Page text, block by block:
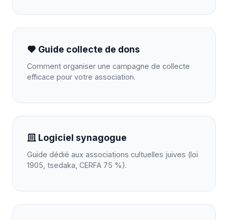
Guide collecte de dons
Comment organiser une campagne de collecte
efficace pour votre association.
Logiciel synagogue
Guide dédié aux associations cultuelles juives (loi
1905, tsedaka, CERFA 75 %).